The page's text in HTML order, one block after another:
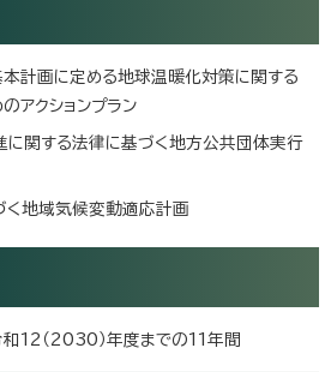
計画に定める地球温暖化対策に関する
アクションプラン
関する法律に基づく地方公共団体実行
地域気候変動適応計画
12（2030）年度までの11年間